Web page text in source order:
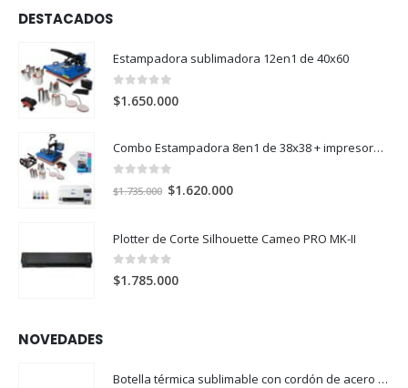
DESTACADOS
Estampadora sublimadora 12en1 de 40x60
0
$1.650.000
Combo Estampadora 8en1 de 38x38 + impresora de sublimación Epson SureColor F170
$1.735.000 El
era:
$1.735.000.
$1.620.000El
es:
Plotter de Corte Silhouette Cameo PRO MK-II
0 out of 5
$1.785.000
NOVEDADES
Botella térmica sublimable con cordón de acero 304 500ml